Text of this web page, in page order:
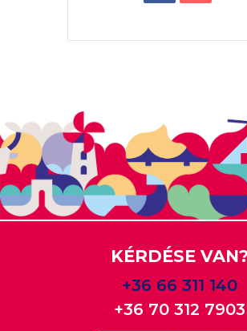
KÉRDÉSE VAN?
+36 66 311 140
+36 70 312 7903